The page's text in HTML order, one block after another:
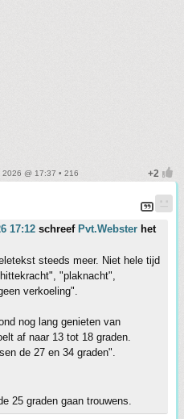
@ 17:37 • 216
17:12 schreef Pvt.Webster het
steeds meer. Niet hele tijd
"plaknacht",
verkoeling".
nog lang genieten van
af naar 13 tot 18 graden.
de 27 en 34 graden".
25 graden gaan trouwens.